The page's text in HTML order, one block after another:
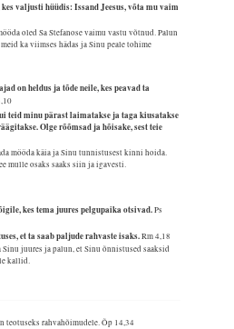
valjusti hüüdis: Issand Jeesus, võta mu vaim
oled Sa Stefanose vaimu vastu võtnud. Palun
ka viimses hädas ja Sinu peale tohime
on heldus ja tõde neile, kes peavad ta
teid minu pärast laimatakse ja taga kiusatakse
Olge rõõmsad ja hõisake, sest teie
mööda käia ja Sinu tunnistusest kinni hoida.
mulle osaks saaks siin ja igavesti.
kes tema juures pelgupaika otsivad.Ps
et ta saab paljude rahvaste isaks.Rm 4,18
juures ja palun, et Sinu õnnistused saaksid
kallid.
teotuseks rahvahõimudele.Õp 14,34